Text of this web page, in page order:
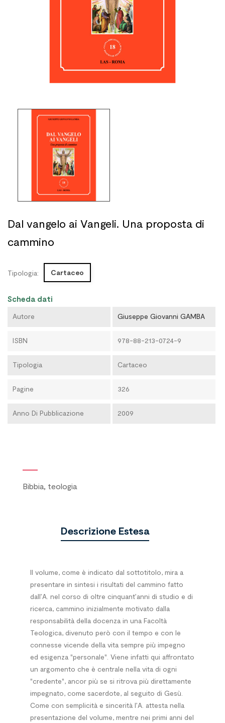
Dal vangelo ai Vangeli. Una proposta di
cammino
Tipologia: Cartaceo
Scheda dati
Autore Giuseppe Giovanni GAMBA
ISBN 978-88-213-0724-9
Tipologia Cartaceo
Pagine 326
Anno Di Pubblicazione 2009
Bibbia, teologia
Descrizione Estesa
Il volume, come è indicato dal sottotitolo, mira a
presentare in sintesi i risultati del cammino fatto
dall’A. nel corso di oltre cinquant’anni di studio e di
ricerca, cammino inizialmente motivato dalla
responsabilità della docenza in una Facoltà
Teologica, divenuto però con il tempo e con le
connesse vicende della vita sempre più impegno
ed esigenza "personale". Viene infatti qui affrontato
un argomento che è centrale nella vita di ogni
"credente", ancor più se si ritrova più direttamente
impegnato, come sacerdote, al seguito di Gesù.
Come con semplicità e sincerità l’A. attesta nella
presentazione del volume, mentre nei primi anni del